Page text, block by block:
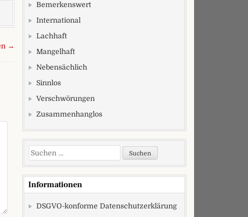
→
Bemerkenswert
International
Lachhaft
Mangelhaft
Nebensächlich
Sinnlos
Verschwörungen
Zusammenhanglos
Suchen nach:
Informationen
DSGVO-konforme Datenschutzerklärung